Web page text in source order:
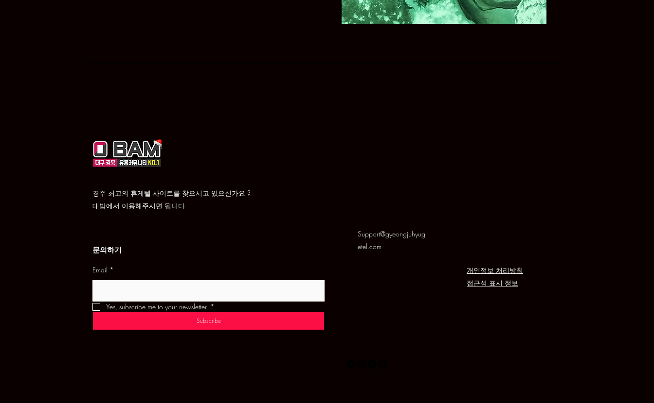
경주 최고의 휴게텔 사이트를 찾으시고 있으신가요 ?
​대밤에서 이용해주시면 됩니다
문의하기
Email *
Yes, subscribe me to your newsletter. *
Subscribe
Support@gyeongjuhyug
etel.com
개인정보 처리방침
접근성 표시 정보